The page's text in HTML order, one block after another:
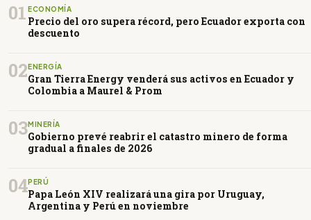
01 ECONOMÍA
Precio del oro supera récord, pero Ecuador exporta con
descuento
02ENERGÍA
Gran Tierra Energy venderá sus activos en Ecuador y
Colombia a Maurel & Prom
03MINERÍA
Gobierno prevé reabrir el catastro minero de forma
gradual a finales de 2026
04PERÚ
Papa León XIV realizará una gira por Uruguay,
Argentina y Perú en noviembre